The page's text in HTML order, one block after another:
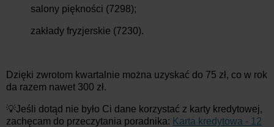
salony piękności (7298);
zakłady fryzjerskie (7230).
Dzięki zwrotom kwartalnie można uzyskać do 75 zł, co w rok
da razem nawet 300 zł.
💡Jeśli dotąd nie było Ci dane korzystać z karty kredytowej,
zachęcam do przeczytania poradnika: Karta kredytowa - 12